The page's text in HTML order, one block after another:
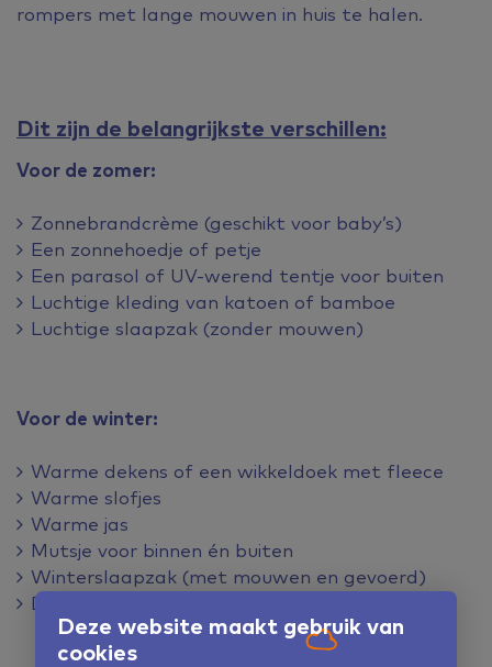
Deze website maakt gebruik van
cookies
rompers met lange mouwen in huis te halen.
Dit zijn de belangrijkste verschillen:
Voor de zomer:
Zonnebrandcrème (geschikt voor baby’s)
Een zonnehoedje of petje
Een parasol of UV-werend tentje voor buiten
Luchtige kleding van katoen of bamboe
Luchtige slaapzak (zonder mouwen)
Voor de winter:
Warme dekens of een wikkeldoek met fleece
Warme slofjes
Warme jas
Mutsje voor binnen én buiten
Winterslaapzak (met mouwen en gevoerd)
Dikker dekentje voor onderweg